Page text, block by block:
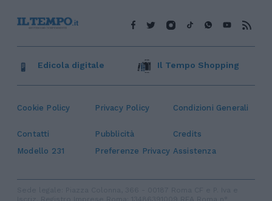
Cookie Policy Privacy Policy Condizioni Generali
Contatti Pubblicità
Credits
Modello 231
Preferenze Privacy Assistenza
Edicola digitale Il Tempo Shopping